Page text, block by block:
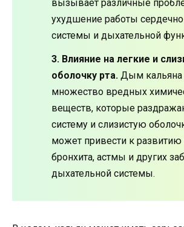
вызывает различные
ухудшение работы
системы и дыхательной
3. Влияние на легкие и
оболочку рта. Дым кальяна
множество вредных
веществ, которые
систему и слизистую
может привести к развитию
бронхита, астмы и других
дыхательной системы.